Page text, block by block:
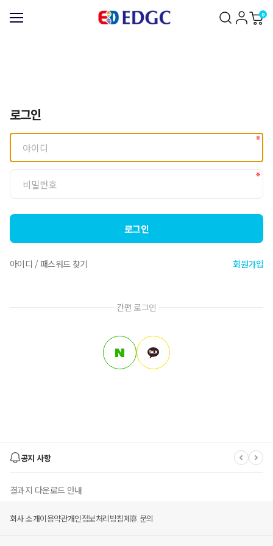
0
로그인
로그인
아이디 / 패스워드 찾기 회원가입
간편 로그인
공지 사항
결과지 다운로드 안내
유후 멤버스 몰 폐지 안내
회사 소개이용약관개인정보처리방침제휴 문의